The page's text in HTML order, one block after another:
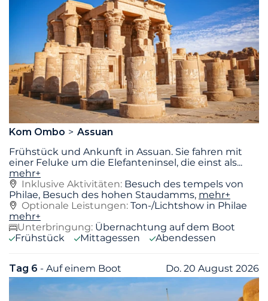
Kom Ombo
Assuan
Frühstück und Ankunft in Assuan. Sie fahren mit
einer Feluke um die Elefanteninsel, die einst als...
mehr+
Inklusive Aktivitäten: Besuch des tempels von
Philae, Besuch des hohen Staudamms, mehr+
Optionale Leistungen: Ton-/Lichtshow in Philae
mehr+
Unterbringung: Übernachtung auf dem Boot
Frühstück
Mittagessen Abendessen
Tag 6 - Auf einem Boot Do. 20 August 2026